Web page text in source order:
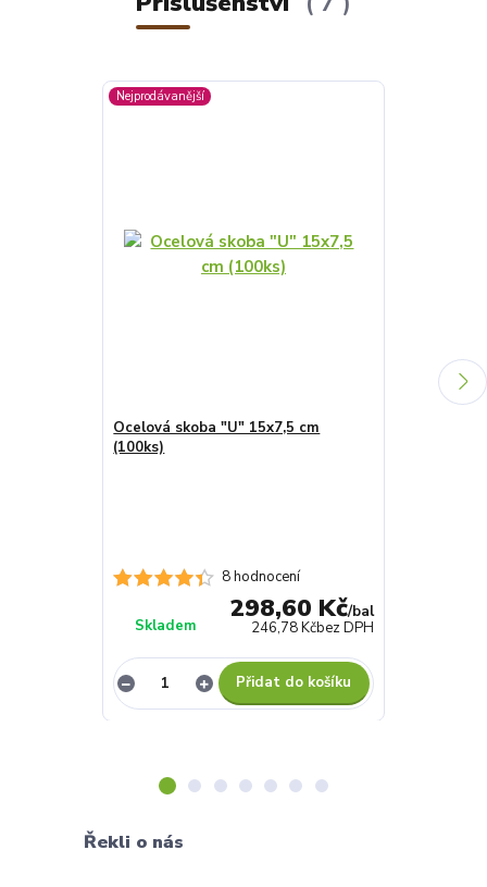
Nejprodávanější
9 hodnocení
Ocelová skoba "U" 15x7,5 cm
(100ks)
298,60 Kč/bal
246,78 Kčbez DPH
Skladem
Přidat do košíku
Řekli o nás